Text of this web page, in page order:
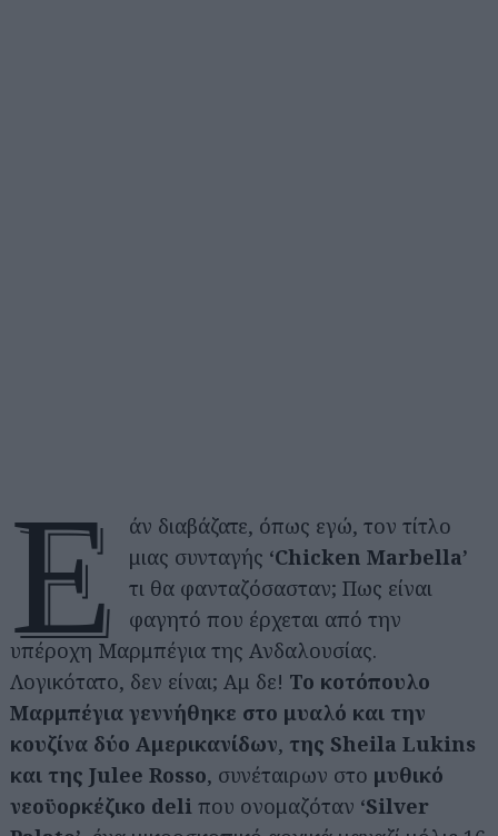
Ε
άν διαβάζατε, όπως εγώ, τον τίτλο
μιας συνταγής ‘Chicken Marbella’
τι θα φανταζόσασταν; Πως είναι
φαγητό που έρχεται από την
υπέροχη Μαρμπέγια της Ανδαλουσίας.
Λογικότατο, δεν είναι; Αμ δε! Το κοτόπουλο
Μαρμπέγια γεννήθηκε στο μυαλό και την
κουζίνα δύο Αμερικανίδων, της Sheila Lukins
και της Julee Rosso, συνέταιρων στο μυθικό
νεοϋορκέζικο deli που ονομαζόταν ‘Silver